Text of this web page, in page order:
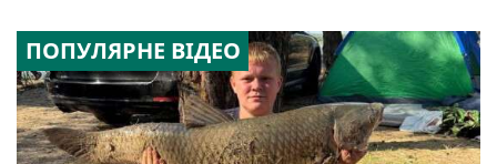
ПОПУЛЯРНЕ ВІДЕО